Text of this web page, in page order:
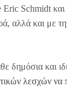
Eric Schmidt
αλλά και με
δημόσια και
λεσχών